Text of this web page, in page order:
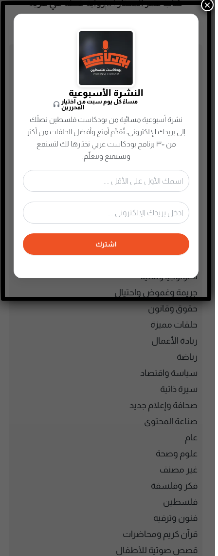
كتاب عمر المختار | محمد محمود إسماعيل رواية قطة في عرين الأسد | منى سلامة
تصنيفات البودكاست
ألعاب
إدارة وتسويق
اجتماعي وحواري
التجارة الإلكترونية
الذكاء الإصطناعي
تاريخ فلسطين
تكنولوجيا وتقنية
جريمة وغموض واحتيال
حقوق وقانون
حلقات مميزة
ريادة الأعمال
رياضة
سياسة واقتصاد
سيرة ذاتية
صحافة وإعلام جديد
صناعة المحتوى
عام
علوم وصحة
غير مصنف
فكر وفلسفة
فلسطين
فنون وترفيه
قرآن كريم ومحاضرات
قصص صوتية للأطفال
النشرة الأسبوعية
مساءً كل يوم سبت من اختيار
المحررين
نشرة أسبوعية مسائية من بودكاست فلسطين تصلُك
إلى بريدك الإلكتروني، تُقدِّم أمتع وأفضل الحلقات من أكثر
من ٣٠٠ برنامج بودكاست عربي نختارها لك لتستمع
وتستمتع وتتعلّم.
اشترك
×